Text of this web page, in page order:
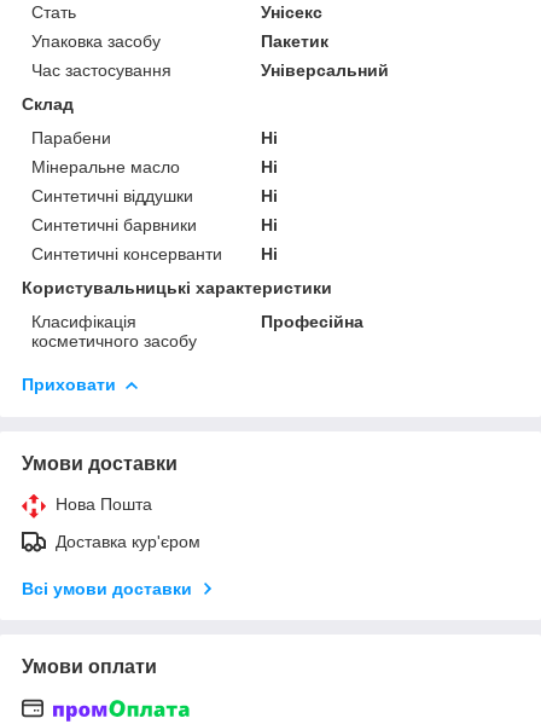
Стать
Унісекс
Упаковка засобу
Пакетик
Час застосування
Універсальний
Склад
Парабени
Ні
Мінеральне масло
Ні
Синтетичні віддушки
Ні
Синтетичні барвники
Ні
Синтетичні консерванти
Ні
Користувальницькі характеристики
Класифікація
косметичного засобу
Професійна
Приховати
Умови доставки
Нова Пошта
Доставка кур'єром
Всі умови доставки
Умови оплати